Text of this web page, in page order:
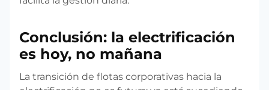
Conclusión: la electrificación
es hoy, no mañana
La transición de flotas corporativas hacia la